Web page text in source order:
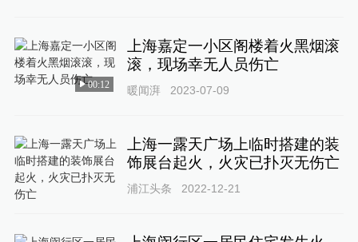
00:12
上海嘉定一小区阁楼着火黑烟滚
滚，现场幸无人员伤亡
暖闻湃 2023-07-09
上海一露天广场上临时搭建的装
饰展台起火，火灾已扑灭无伤亡
浦江头条 2022-12-21